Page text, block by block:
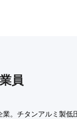
員
。チタンアルミ製